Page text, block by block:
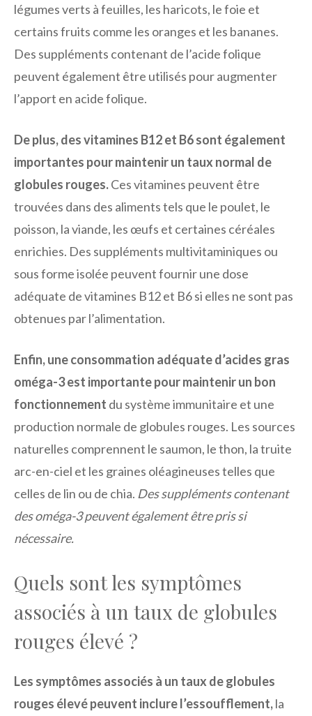
légumes verts à feuilles, les haricots, le foie et
certains fruits comme les oranges et les bananes.
Des suppléments contenant de l’acide folique
peuvent également être utilisés pour augmenter
l’apport en acide folique.
De plus, des vitamines B12 et B6 sont également
importantes pour maintenir un taux normal de
globules rouges.Ces vitamines peuvent être
trouvées dans des aliments tels que le poulet, le
poisson, la viande, les œufs et certaines céréales
enrichies. Des suppléments multivitaminiques ou
sous forme isolée peuvent fournir une dose
adéquate de vitamines B12 et B6 si elles ne sont pas
obtenues par l’alimentation.
Enfin, une consommation adéquate d’acides gras
oméga-3 est importante pour maintenir un bon
fonctionnement du système immunitaire et une
production normale de globules rouges. Les sources
naturelles comprennent le saumon, le thon, la truite
arc-en-ciel et les graines oléagineuses telles que
celles de lin ou de chia. Des suppléments contenant
des oméga-3 peuvent également être pris si
nécessaire.
Quels sont les symptômes
associés à un taux de globules
rouges élevé ?
Les symptômes associés à un taux de globules
rouges élevé peuvent inclure l’essoufflement,la